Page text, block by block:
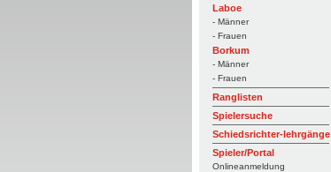
Laboe
- Männer
- Frauen
Borkum
- Männer
- Frauen
Ranglisten
Spielersuche
Schiedsrichter-lehrgänge
Spieler/Portal
Onlineanmeldung